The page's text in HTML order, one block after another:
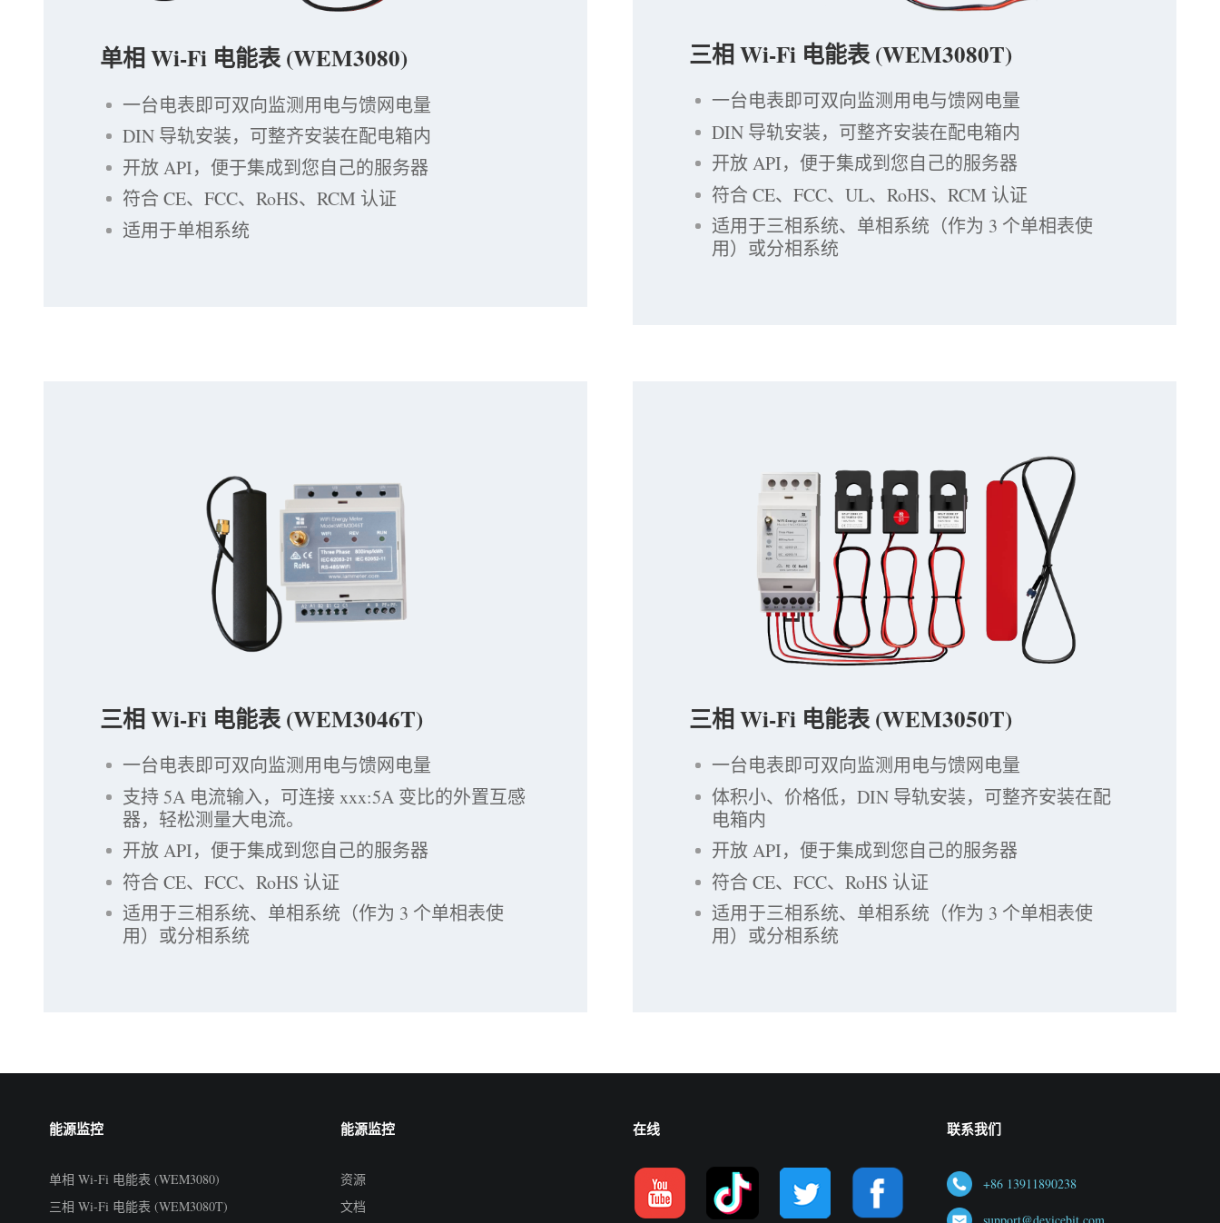
三相 Wi-Fi 电能表 (WEM3080T)
一台电表即可双向监测用电与馈网电量
DIN 导轨安装，可整齐安装在配电箱内
开放 API，便于集成到您自己的服务器
符合 CE、FCC、UL、RoHS、RCM 认证
适用于三相系统、单相系统（作为 3 个单相表使
用）或分相系统
单相 Wi-Fi 电能表 (WEM3080)
一台电表即可双向监测用电与馈网电量
DIN 导轨安装，可整齐安装在配电箱内
开放 API，便于集成到您自己的服务器
符合 CE、FCC、RoHS、RCM 认证
适用于单相系统
三相 Wi-Fi 电能表 (WEM3046T)
一台电表即可双向监测用电与馈网电量
支持 5A 电流输入，可连接 xxx:5A 变比的外置互感
器，轻松测量大电流。
开放 API，便于集成到您自己的服务器
符合 CE、FCC、RoHS 认证
适用于三相系统、单相系统（作为 3 个单相表使
用）或分相系统
三相 Wi-Fi 电能表 (WEM3050T)
一台电表即可双向监测用电与馈网电量
体积小、价格低，DIN 导轨安装，可整齐安装在配
电箱内
开放 API，便于集成到您自己的服务器
符合 CE、FCC、RoHS 认证
适用于三相系统、单相系统（作为 3 个单相表使
用）或分相系统
能源监控
单相 Wi-Fi 电能表 (WEM3080)
三相 Wi-Fi 电能表 (WEM3080T)
能源监控
资源
文档
在线 联系我们
+86 13911890238